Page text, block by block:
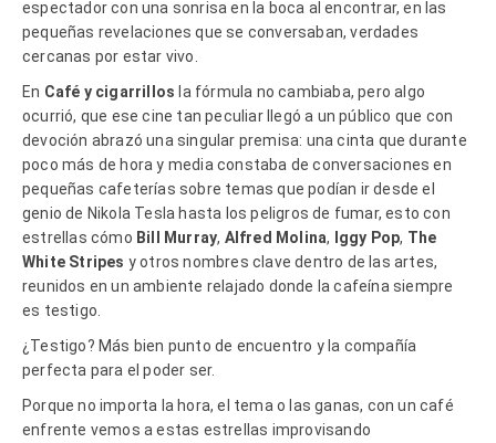
espectador con una sonrisa en la boca al encontrar, en las
pequeñas revelaciones que se conversaban, verdades
cercanas por estar vivo.
En Café y cigarrillosla fórmula no cambiaba, pero algo
ocurrió, que ese cine tan peculiar llegó a un público que con
devoción abrazó una singular premisa: una cinta que durante
poco más de hora y media constaba de conversaciones en
pequeñas cafeterías sobre temas que podían ir desde el
genio de Nikola Tesla hasta los peligros de fumar, esto con
estrellas cómo Bill Murray, Alfred Molina, Iggy Pop, The
White Stripes y otros nombres clave dentro de las artes,
reunidos en un ambiente relajado donde la cafeína siempre
es testigo.
¿Testigo? Más bien punto de encuentro y la compañía
perfecta para el poder ser.
Porque no importa la hora, el tema o las ganas, con un café
enfrente vemos a estas estrellas improvisando